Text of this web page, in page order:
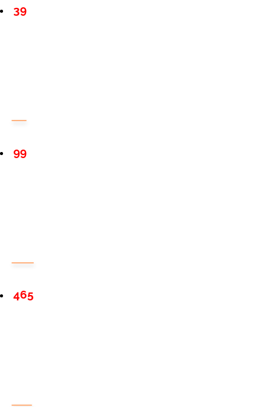
39
99
465